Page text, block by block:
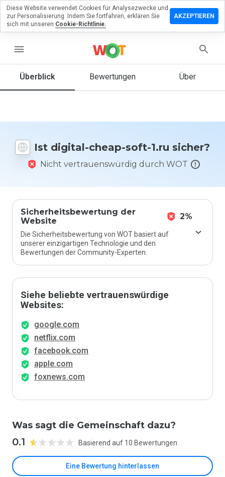
menu
Überblick Bewertungen Über
Ist digital-cheap-soft-1.ru sicher?
Nicht vertrauenswürdig durch WOT
Sicherheitsbewertung der
Website
2%
Die Sicherheitsbewertung von WOT basiert auf
unserer einzigartigen Technologie und den
Bewertungen der Community-Experten.
Siehe beliebte vertrauenswürdige
Websites:
google.com
netflix.com
facebook.com
apple.com
foxnews.com
Was sagt die Gemeinschaft dazu?
0.1 Basierend auf 10 Bewertungen
Eine Bewertung hinterlassen
eine
soft-
Wie
Sie diese
Website
auf einer
Skala von
Diese Website verwendet Cookies für Analysezwecke und
zur Personalisierung. Indem Sie fortfahren, erklären Sie
sich mit unseren Cookie-Richtlinie.
AKZEPTIEREN